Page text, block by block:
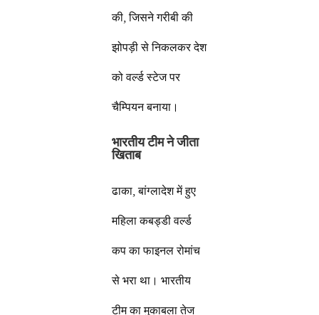
की, जिसने गरीबी की
झोपड़ी से निकलकर देश
को वर्ल्ड स्टेज पर
चैम्पियन बनाया।
भारतीय टीम ने जीता
खिताब
ढाका, बांग्लादेश में हुए
महिला कबड्डी वर्ल्ड
कप का फाइनल रोमांच
से भरा था। भारतीय
टीम का मुकाबला तेज